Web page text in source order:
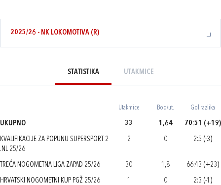
2025/26 - NK LOKOMOTIVA (R)
STATISTIKA UTAKMICE
Utakmice Bod/ut. Gol razlika
UKUPNO 33 1,64 70:51 (+19)
KVALIFIKACIJE ZA POPUNU SUPERSPORT 2
.NL 25/26
2 0 2:5 (-3)
TREĆA NOGOMETNA LIGA ZAPAD 25/26 30 1,8 66:43 (+23)
HRVATSKI NOGOMETNI KUP PGŽ 25/26 1 0 2:3 (-1)